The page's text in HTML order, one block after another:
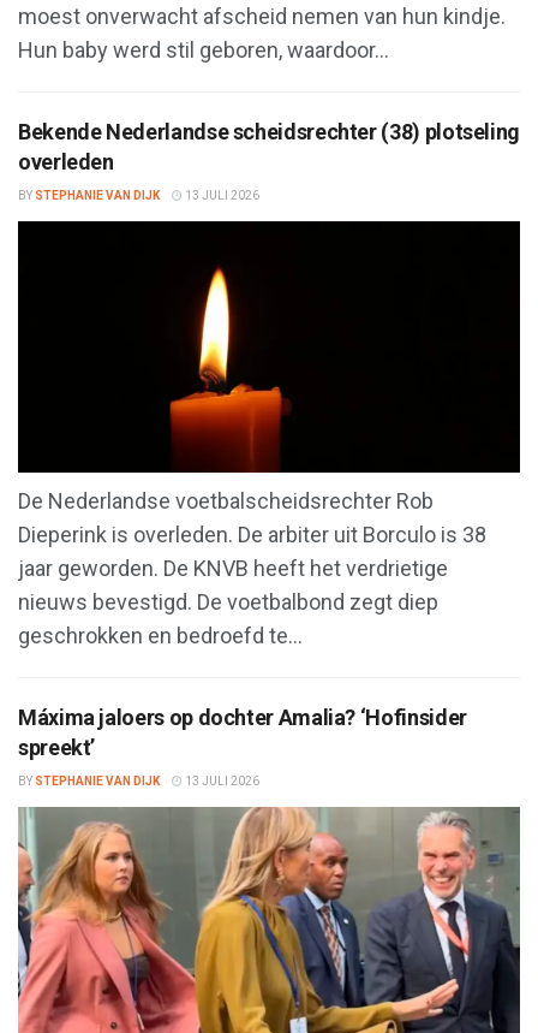
moest onverwacht afscheid nemen van hun kindje.
Hun baby werd stil geboren, waardoor...
Bekende Nederlandse scheidsrechter (38) plotseling
overleden
BY STEPHANIE VAN DIJK 13 JULI 2026
De Nederlandse voetbalscheidsrechter Rob
Dieperink is overleden. De arbiter uit Borculo is 38
jaar geworden. De KNVB heeft het verdrietige
nieuws bevestigd. De voetbalbond zegt diep
geschrokken en bedroefd te...
Máxima jaloers op dochter Amalia? ‘Hofinsider
spreekt’
BY STEPHANIE VAN DIJK 13 JULI 2026